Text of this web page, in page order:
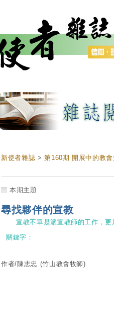
新使者雜誌 >第160期 開展中的教
本期主題
尋找夥伴的宣教
宣教不單是派宣教師的工作，
關鍵字：
作者/陳志忠 (竹山教會牧師)